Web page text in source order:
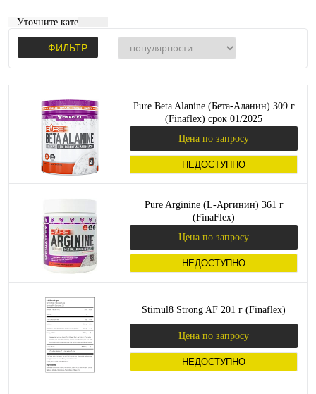
Уточните категорию:
ФИЛЬТР
Pure Beta Alanine (Бета-Аланин) 309 г
(Finaflex) срок 01/2025
Цена по запросу
НЕДОСТУПНО
Pure Arginine (L-Аргинин) 361 г
(FinaFlex)
Цена по запросу
НЕДОСТУПНО
Stimul8 Strong AF 201 г (Finaflex)
Цена по запросу
НЕДОСТУПНО